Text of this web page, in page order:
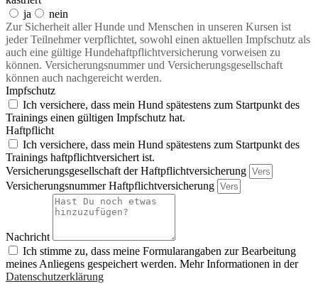
ja
nein
Zur Sicherheit aller Hunde und Menschen in unseren Kursen ist
jeder Teilnehmer verpflichtet, sowohl einen aktuellen Impfschutz als
auch eine gültige Hundehaftpflichtversicherung vorweisen zu
können. Versicherungsnummer und Versicherungsgesellschaft
können auch nachgereicht werden.
Impfschutz
Ich versichere, dass mein Hund spätestens zum Startpunkt des
Trainings einen gültigen Impfschutz hat.
Haftpflicht
Ich versichere, dass mein Hund spätestens zum Startpunkt des
Trainings haftpflichtversichert ist.
Versicherungsgesellschaft der Haftpflichtversicherung
Versicherungsnummer Haftpflichtversicherung
Nachricht
Ich stimme zu, dass meine Formularangaben zur Bearbeitung
meines Anliegens gespeichert werden. Mehr Informationen in der
Datenschutzerklärung